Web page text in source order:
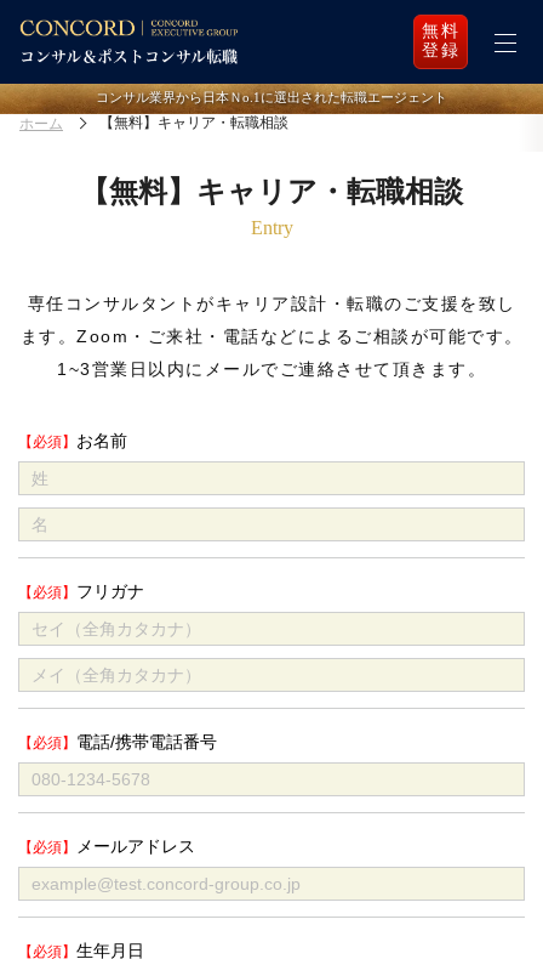
無料
登録
コンサル業界から日本Ｎo.1に選出された転職エージェント
ホーム 【無料】キャリア・転職相談
【無料】キャリア・転職相談
Entry
専任コンサルタントがキャリア設計・転職のご支援を致し
ます。 Zoom・ご来社・電話などによるご相談が可能です。
1~3営業日以内にメールでご連絡させて頂きます。
お名前
フリガナ
電話/携帯電話番号
メールアドレス
生年月日